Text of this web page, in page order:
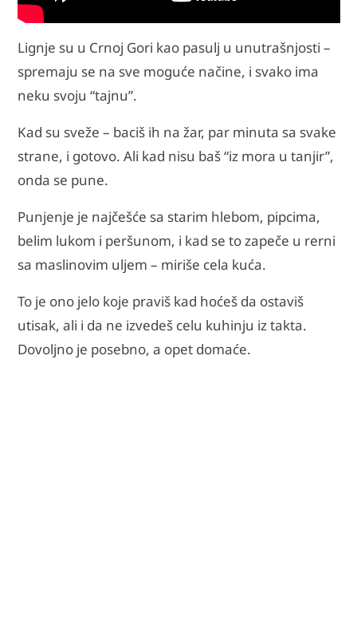
Lignje su u Crnoj Gori kao pasulj u unutrašnjosti –
spremaju se na sve moguće načine, i svako ima
neku svoju “tajnu”.
Kad su sveže – baciš ih na žar, par minuta sa svake
strane, i gotovo. Ali kad nisu baš “iz mora u tanjir”,
onda se pune.
Punjenje je najčešće sa starim hlebom, pipcima,
belim lukom i peršunom, i kad se to zapeče u rerni
sa maslinovim uljem – miriše cela kuća.
To je ono jelo koje praviš kad hoćeš da ostaviš
utisak, ali i da ne izvedeš celu kuhinju iz takta.
Dovoljno je posebno, a opet domaće.